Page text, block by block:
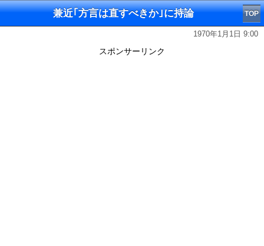
兼近｢方言は直すべきか｣に持論 TOP
1970年1月1日 9:00
スポンサーリンク